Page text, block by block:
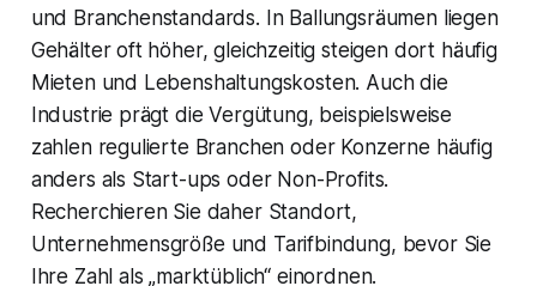
und Branchenstandards. In Ballungsräumen liegen
Gehälter oft höher, gleichzeitig steigen dort häufig
Mieten und Lebenshaltungskosten. Auch die
Industrie prägt die Vergütung, beispielsweise
zahlen regulierte Branchen oder Konzerne häufig
anders als Start-ups oder Non-Profits.
Recherchieren Sie daher Standort,
Unternehmensgröße und Tarifbindung, bevor Sie
Ihre Zahl als „marktüblich“ einordnen.